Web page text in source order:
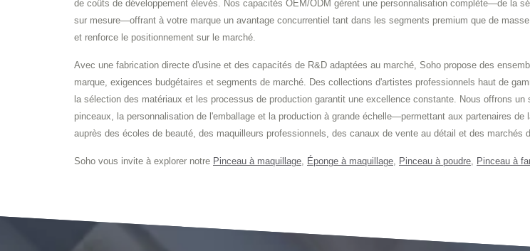
de coûts de développement élevés. Nos capacités OEM/ODM gèrent une personnalisation complète—de la
sur mesure—offrant à votre marque un avantage concurrentiel tant dans les segments premium que de
et renforce le positionnement sur le marché.
Avec une fabrication directe d'usine et des capacités de R&D adaptées au marché, Soho propose des
marque, exigences budgétaires et segments de marché. Des collections d'artistes professionnels haut de
la sélection des matériaux et les processus de production garantit une excellence constante. Nous offrons
pinceaux, la personnalisation de l'emballage et la production à grande échelle—permettant aux partenaires
auprès des écoles de beauté, des maquilleurs professionnels, des canaux de vente au détail et des marchés
Soho vous invite à explorer notre Pinceau à maquillage, Éponge à maquillage, Pinceau à poudre, Pinceau à